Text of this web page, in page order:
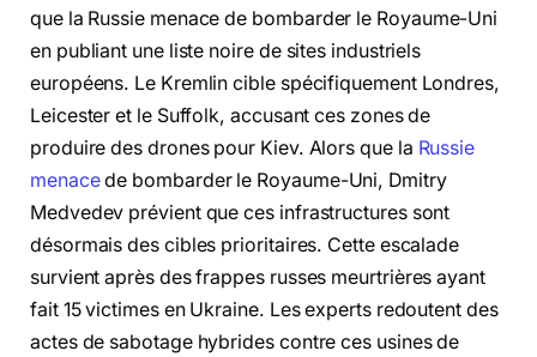
que la Russie menace de bombarder le Royaume-Uni
en publiant une liste noire de sites industriels
européens. Le Kremlin cible spécifiquement Londres,
Leicester et le Suffolk, accusant ces zones de
produire des drones pour Kiev. Alors que la Russie
menacede bombarder le Royaume-Uni, Dmitry
Medvedev prévient que ces infrastructures sont
désormais des cibles prioritaires. Cette escalade
survient après des frappes russes meurtrières ayant
fait 15 victimes en Ukraine. Les experts redoutent des
actes de sabotage hybrides contre ces usines de